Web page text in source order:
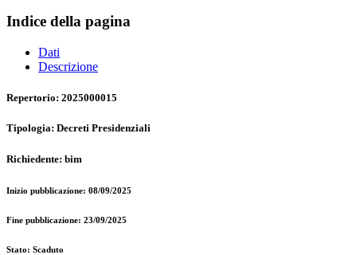
Indice della pagina
Dati
Descrizione
Repertorio: 2025000015
Tipologia: Decreti Presidenziali
Richiedente: bim
Inizio pubblicazione: 08/09/2025
Fine pubblicazione: 23/09/2025
Stato: Scaduto